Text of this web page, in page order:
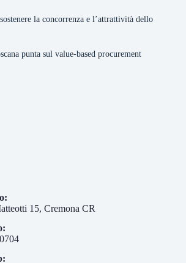
la concorrenza e l’attrattività dello
punta sul value-based procurement
15, Cremona CR